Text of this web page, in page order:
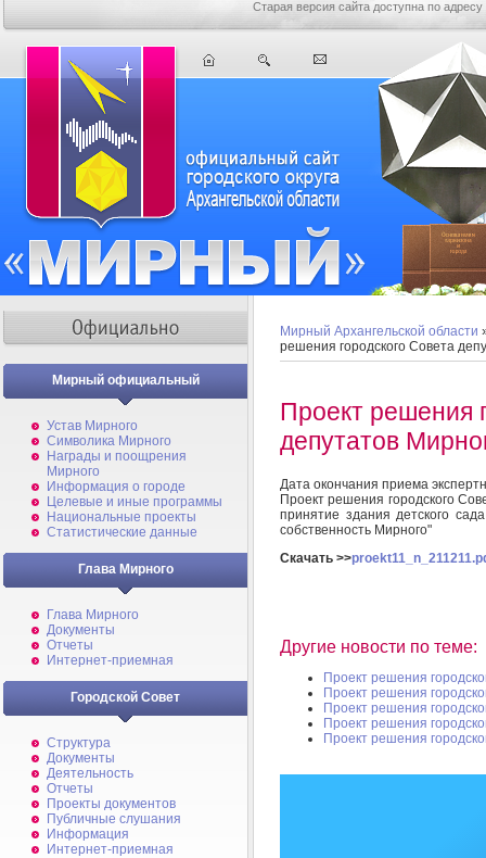
Старая версия сайта доступна по адресу
Мирный официальный
Устав Мирного
Символика Мирного
Награды и поощрения
Мирного
Информация о городе
Целевые и иные программы
Национальные проекты
Статистические данные
Глава Мирного
Глава Мирного
Документы
Отчеты
Интернет-приемная
Городской Совет
Структура
Документы
Деятельность
Отчеты
Проекты документов
Публичные слушания
Информация
Интернет-приемная
Мирный Архангельской области
решения городского Совета
Проект решения
депутатов
Дата окончания приема
Проект решения городского
принятие здания детского
собственность Мирного"
Скачать >>
Другие новости по теме:
Проект решения
Проект решения
Проект решения
Проект решения
Проект решения